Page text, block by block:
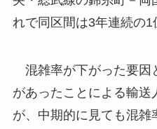
れで同区間は3年連続の1
混雑率が下がった要因
があったことによる輸送
が、中期的に見ても混雑